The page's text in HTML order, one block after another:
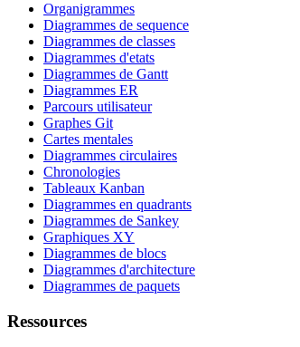
Organigrammes
Diagrammes de sequence
Diagrammes de classes
Diagrammes d'etats
Diagrammes de Gantt
Diagrammes ER
Parcours utilisateur
Graphes Git
Cartes mentales
Diagrammes circulaires
Chronologies
Tableaux Kanban
Diagrammes en quadrants
Diagrammes de Sankey
Graphiques XY
Diagrammes de blocs
Diagrammes d'architecture
Diagrammes de paquets
Ressources